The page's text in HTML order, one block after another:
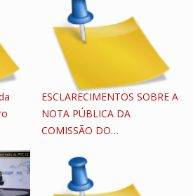
ESCLARECIMENTOS SOBRE A
NOTA PÚBLICA DA
COMISSÃO DO…